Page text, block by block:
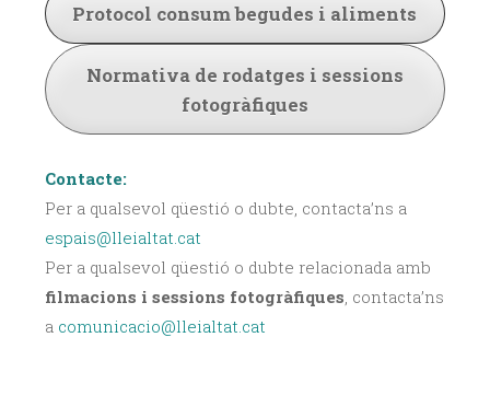
Protocol consum begudes i aliments
Normativa de rodatges i sessions
fotogràfiques
Contacte:
Per a qualsevol qüestió o dubte, contacta’ns a
espais@lleialtat.cat
Per a qualsevol qüestió o dubte relacionada amb
filmacions i sessions fotogràfiques , contacta’ns
a comunicacio@lleialtat.cat